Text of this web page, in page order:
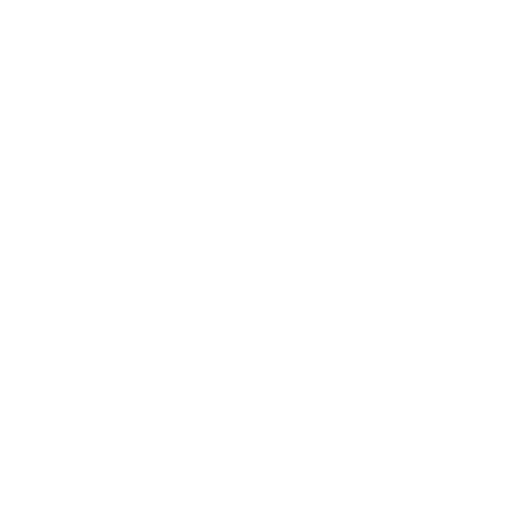
了承ください。
をご了承くださ
です。
ず変更すること
) : 1000ppm、
、